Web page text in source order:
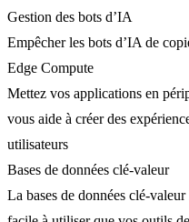
Gestion des bots d’IA
Empêcher les bots d’IA de
Edge Compute
Mettez vos applications en
vous aide à créer des
utilisateurs
Bases de données clé-valeur
La bases de données clé-